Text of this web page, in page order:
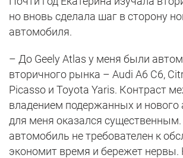
но вновь сделала шаг в сторону
автомобиля.
– До Geely Atlas у меня были
вторичного рынка – Audi A6 C6,
Picasso и Toyota Yaris. Контраст
владением подержанных и нового
для меня оказался
автомобиль не требователен к
экономит время и бережет нервы.